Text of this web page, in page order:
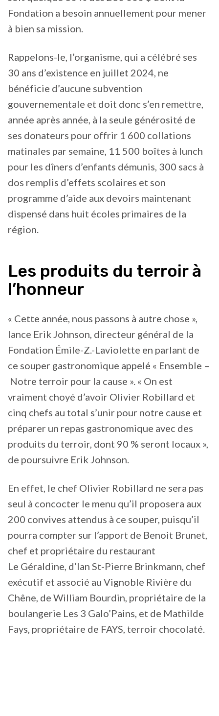
Fondation a besoin annuellement pour mener
à bien sa mission.
Rappelons-le, l’organisme, qui a célébré ses
30 ans d’existence en juillet 2024, ne
bénéficie d’aucune subvention
gouvernementale et doit donc s’en remettre,
année après année, à la seule générosité de
ses donateurs pour offrir 1 600 collations
matinales par semaine, 11 500 boîtes à lunch
pour les dîners d’enfants démunis, 300 sacs à
dos remplis d’effets scolaires et son
programme d’aide aux devoirs maintenant
dispensé dans huit écoles primaires de la
région.
Les produits du terroir à
l’honneur
« Cette année, nous passons à autre chose »,
lance Erik Johnson, directeur général de la
Fondation Émile-Z.-Laviolette en parlant de
ce souper gastronomique appelé « Ensemble –
Notre terroir pour la cause ». « On est
vraiment choyé d’avoir Olivier Robillard et
cinq chefs au total s’unir pour notre cause et
préparer un repas gastronomique avec des
produits du terroir, dont 90 % seront locaux »,
de poursuivre Erik Johnson.
En effet, le chef Olivier Robillard ne sera pas
seul à concocter le menu qu’il proposera aux
200 convives attendus à ce souper, puisqu’il
pourra compter sur l’apport de Benoit Brunet,
chef et propriétaire du restaurant
Le Géraldine, d’Ian St-Pierre Brinkmann, chef
exécutif et associé au Vignoble Rivière du
Chêne, de William Bourdin, propriétaire de la
boulangerie Les 3 Galo’Pains, et de Mathilde
Fays, propriétaire de FAYS, terroir chocolaté.